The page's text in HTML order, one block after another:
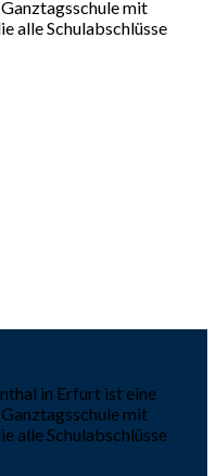
mit
alle Schulabschlüsse
in Erfurt ist eine
mit
alle Schulabschlüsse